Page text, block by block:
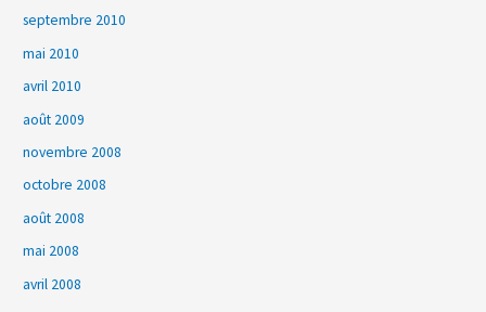
septembre 2010
mai 2010
avril 2010
août 2009
novembre 2008
octobre 2008
août 2008
mai 2008
avril 2008